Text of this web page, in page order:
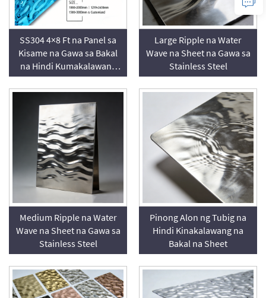
SS304 4×8 Ft na Panel sa
Kisame na Gawa sa Bakal
na Hindi Kumakalawang
na May Pinong Patak na
Ulat at Mirror-polished
Large Ripple na Water
Wave na Sheet na Gawa sa
Stainless Steel
Medium Ripple na Water
Wave na Sheet na Gawa sa
Stainless Steel
Pinong Alon ng Tubig na
Hindi Kinakalawang na
Bakal na Sheet